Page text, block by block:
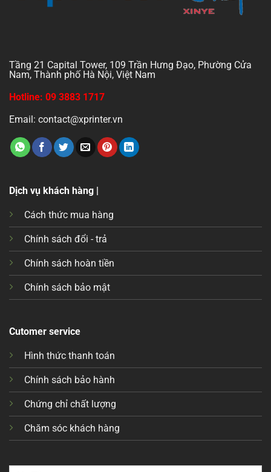
Tầng 21 Capital Tower, 109 Trần Hưng Đạo, Phường Cửa
Nam, Thành phố Hà Nội, Việt Nam
Hotline: 09 3883 1717
Email: contact@xprinter.vn
Dịch vụ khách hàng |
Cách thức mua hàng
Chính sách đổi - trả
Chính sách hoàn tiền
Chính sách bảo mật
Cutomer service
Hình thức thanh toán
Chính sách bảo hành
Chứng chỉ chất lượng
Chăm sóc khách hàng